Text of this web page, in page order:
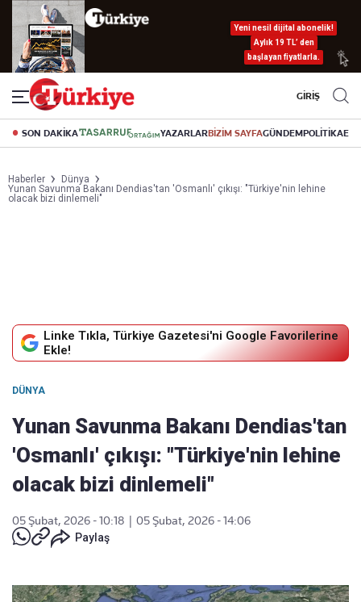
Yeni nesil dijital abonelik!
Aylık 19 TL’ den
başlayan fiyatlarla.
GİRİŞ
SON DAKİKA YAZARLARBİZİM SAYFAGÜNDEMPOLİTİKA
Haberler
Dünya
Yunan Savunma Bakanı Dendias'tan 'Osmanlı' çıkışı: "Türkiye'nin lehine
olacak bizi dinlemeli"
Linke Tıkla, Türkiye Gazetesi'ni Google Favorilerine
Ekle!
DÜNYA
Yunan Savunma Bakanı Dendias'tan
'Osmanlı' çıkışı: "Türkiye'nin lehine
olacak bizi dinlemeli"
05 Şubat, 2026 - 10:18
05 Şubat, 2026 - 14:06
Paylaş